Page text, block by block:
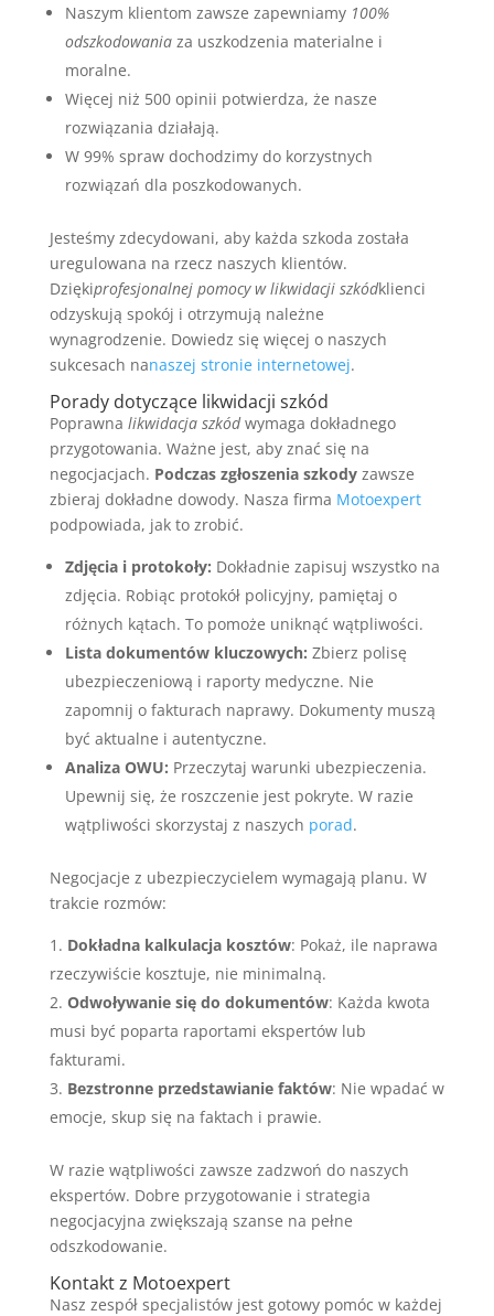
Naszym klientom zawsze zapewniamy 100%
odszkodowaniaza uszkodzenia materialne i
moralne.
Więcej niż 500 opinii potwierdza, że nasze
rozwiązania działają.
W 99% spraw dochodzimy do korzystnych
rozwiązań dla poszkodowanych.
Jesteśmy zdecydowani, aby każda szkoda została
uregulowana na rzecz naszych klientów.
Dziękiprofesjonalnej pomocy w likwidacji szkódklienci
odzyskują spokój i otrzymują należne
wynagrodzenie. Dowiedz się więcej o naszych
sukcesach nanaszej stronie internetowej.
Porady dotyczące likwidacji szkód
Poprawna likwidacja szkódwymaga dokładnego
przygotowania. Ważne jest, aby znać się na
negocjacjach. Podczas zgłoszenia szkodyzawsze
zbieraj dokładne dowody. Nasza firma Motoexpert
podpowiada, jak to zrobić.
Zdjęcia i protokoły: Dokładnie zapisuj wszystko na
zdjęcia. Robiąc protokół policyjny, pamiętaj o
różnych kątach. To pomoże uniknąć wątpliwości.
Lista dokumentów kluczowych: Zbierz polisę
ubezpieczeniową i raporty medyczne. Nie
zapomnij o fakturach naprawy. Dokumenty muszą
być aktualne i autentyczne.
Analiza OWU: Przeczytaj warunki ubezpieczenia.
Upewnij się, że roszczenie jest pokryte. W razie
wątpliwości skorzystaj z naszych porad.
Negocjacje z ubezpieczycielem wymagają planu. W
trakcie rozmów:
Dokładna kalkulacja kosztów: Pokaż, ile naprawa
rzeczywiście kosztuje, nie minimalną.
Odwoływanie się do dokumentów: Każda kwota
musi być poparta raportami ekspertów lub
fakturami.
Bezstronne przedstawianie faktów: Nie wpadać w
emocje, skup się na faktach i prawie.
W razie wątpliwości zawsze zadzwoń do naszych
ekspertów. Dobre przygotowanie i strategia
negocjacyjna zwiększają szanse na pełne
odszkodowanie.
Kontakt z Motoexpert
Nasz zespół specjalistów jest gotowy pomóc w każdej